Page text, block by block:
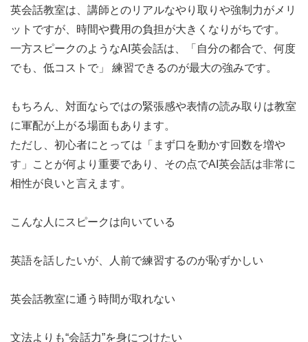
英会話教室は、講師とのリアルなやり取りや強制力がメリ
ットですが、時間や費用の負担が大きくなりがちです。
一方スピークのようなAI英会話は、「自分の都合で、何度
でも、低コストで」 練習できるのが最大の強みです。
もちろん、対面ならではの緊張感や表情の読み取りは教室
に軍配が上がる場面もあります。
ただし、初心者にとっては「まず口を動かす回数を増や
す」ことが何より重要であり、その点でAI英会話は非常に
相性が良いと言えます。
こんな人にスピークは向いている
英語を話したいが、人前で練習するのが恥ずかしい
英会話教室に通う時間が取れない
文法よりも“会話力”を身につけたい